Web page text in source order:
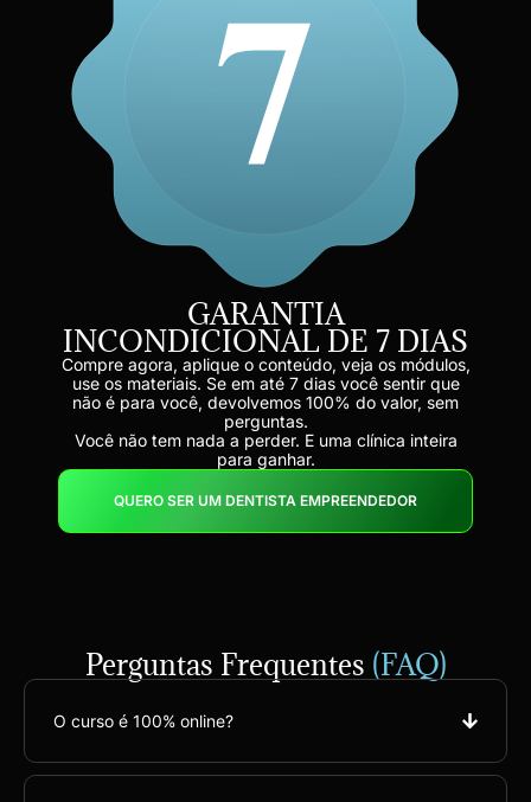
GARANTIA
INCONDICIONAL DE 7 DIAS
Compre agora, aplique o conteúdo, veja os módulos,
use os materiais. Se em até 7 dias você sentir que
não é para você, devolvemos 100% do valor, sem
perguntas.
Você não tem nada a perder. E uma clínica inteira
para ganhar.
QUERO SER UM DENTISTA EMPREENDEDOR
Perguntas Frequentes (FAQ)
O curso é 100% online?